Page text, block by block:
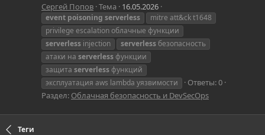
Сергей Попов Тема 16.05.2026
event poisoning serverless
mitre att&ck t1648
privilege escalation облачные функции
serverless injection serverless безопасность
атаки на serverlessфункции
защита serverlessфункций
эксплуатация aws lambda уязвимости
Ответы: 0
Раздел: Облачная безопасность и DevSecOps
Теги